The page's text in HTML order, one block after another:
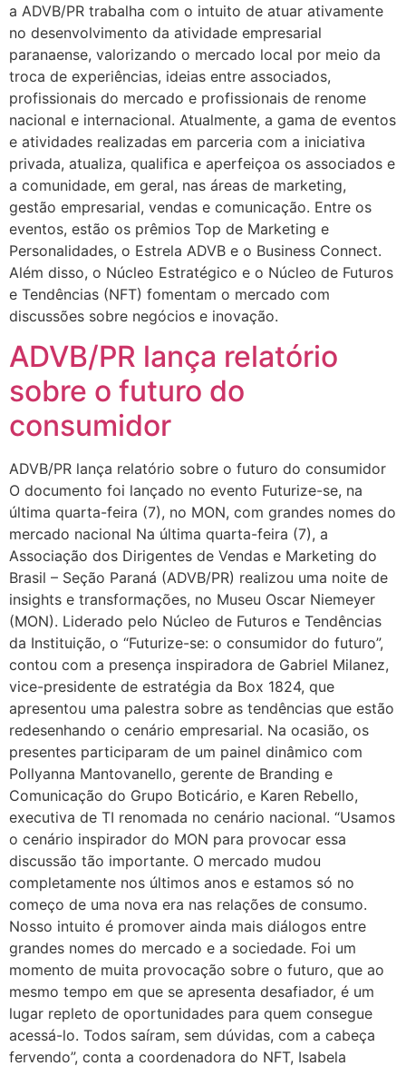
a ADVB/PR trabalha com o intuito de atuar ativamente
no desenvolvimento da atividade empresarial
paranaense, valorizando o mercado local por meio da
troca de experiências, ideias entre associados,
profissionais do mercado e profissionais de renome
nacional e internacional. Atualmente, a gama de eventos
e atividades realizadas em parceria com a iniciativa
privada, atualiza, qualifica e aperfeiçoa os associados e
a comunidade, em geral, nas áreas de marketing,
gestão empresarial, vendas e comunicação. Entre os
eventos, estão os prêmios Top de Marketing e
Personalidades, o Estrela ADVB e o Business Connect.
Além disso, o Núcleo Estratégico e o Núcleo de Futuros
e Tendências (NFT) fomentam o mercado com
discussões sobre negócios e inovação.
ADVB/PR lança relatório
sobre o futuro do
consumidor
ADVB/PR lança relatório sobre o futuro do consumidor
O documento foi lançado no evento Futurize-se, na
última quarta-feira (7), no MON, com grandes nomes do
mercado nacional Na última quarta-feira (7), a
Associação dos Dirigentes de Vendas e Marketing do
Brasil – Seção Paraná (ADVB/PR) realizou uma noite de
insights e transformações, no Museu Oscar Niemeyer
(MON). Liderado pelo Núcleo de Futuros e Tendências
da Instituição, o “Futurize-se: o consumidor do futuro”,
contou com a presença inspiradora de Gabriel Milanez,
vice-presidente de estratégia da Box 1824, que
apresentou uma palestra sobre as tendências que estão
redesenhando o cenário empresarial. Na ocasião, os
presentes participaram de um painel dinâmico com
Pollyanna Mantovanello, gerente de Branding e
Comunicação do Grupo Boticário, e Karen Rebello,
executiva de TI renomada no cenário nacional. “Usamos
o cenário inspirador do MON para provocar essa
discussão tão importante. O mercado mudou
completamente nos últimos anos e estamos só no
começo de uma nova era nas relações de consumo.
Nosso intuito é promover ainda mais diálogos entre
grandes nomes do mercado e a sociedade. Foi um
momento de muita provocação sobre o futuro, que ao
mesmo tempo em que se apresenta desafiador, é um
lugar repleto de oportunidades para quem consegue
acessá-lo. Todos saíram, sem dúvidas, com a cabeça
fervendo”, conta a coordenadora do NFT, Isabela